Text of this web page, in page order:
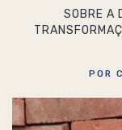
SOBRE A
POR